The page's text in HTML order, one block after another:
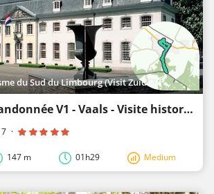
du Sud du Limbourg (Visit Zuid-Limburg)
Itinéraire de randonnée V1 - Vaals - Visite historique de la ville de Vaals
7 ·
147 m 01h29 Medium